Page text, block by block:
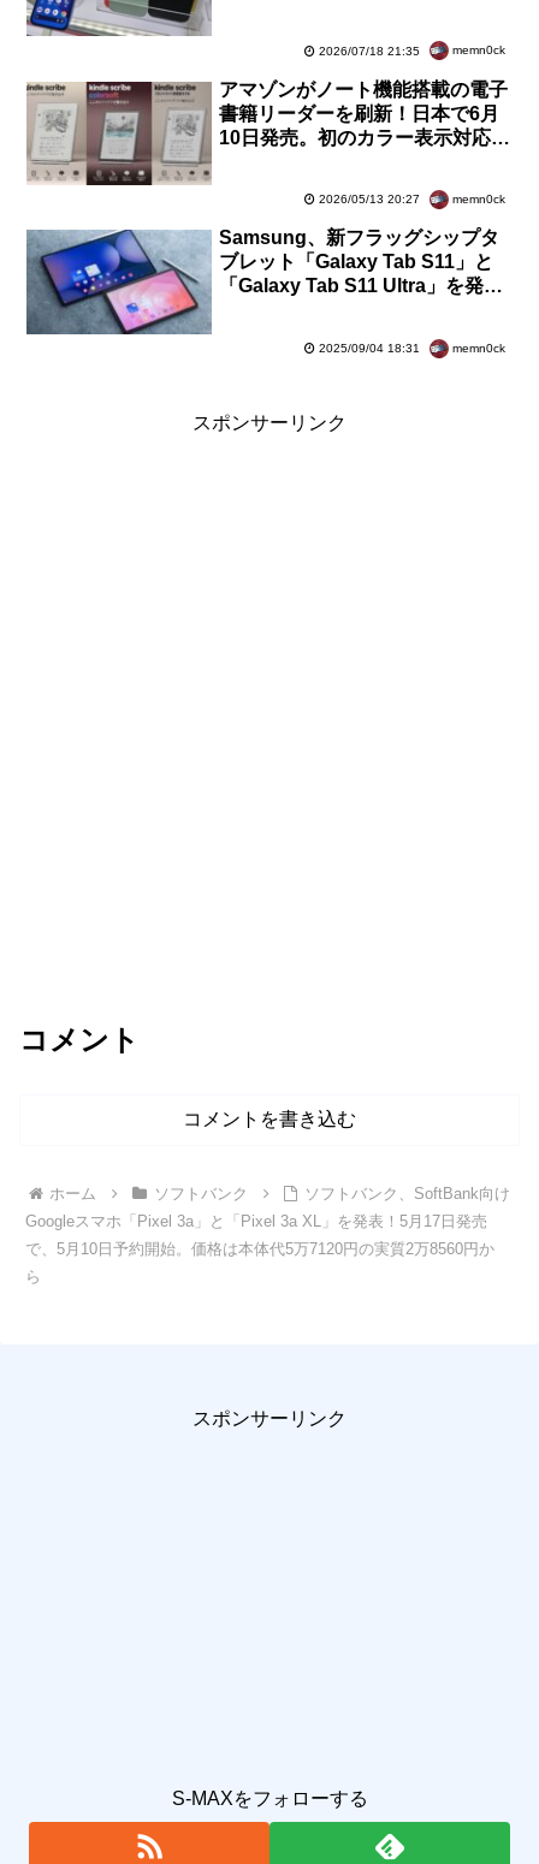
2026/07/18 21:35 memn0ck
アマゾンがノート機能搭載の電子
書籍リーダーを刷新！日本で6月
10日発売。初のカラー表示対応
2026/05/13 20:27 memn0ck
Samsung、新フラッグシップタ
ブレット「Galaxy Tab S11」と
「Galaxy Tab S11 Ultra」を発
2025/09/04 18:31 memn0ck
スポンサーリンク
コメント
コメントを書き込む
ホーム ソフトバンク
ソフトバンク、SoftBank向け
Googleスマホ「Pixel 3a」と「Pixel 3a XL」を発表！5月17日発売
で、5月10日予約開始。価格は本体代5万7120円の実質2万8560円か
ら
スポンサーリンク
S-MAXをフォローする